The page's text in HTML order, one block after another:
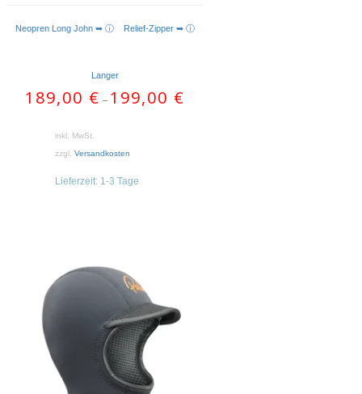
AUSFÜHRUNG WÄHLEN
Neopren Long John ➥ ⓘ Relief-Zipper ➥ ⓘ
Langer
189,00 € – 199,00 €
inkl. MwSt.
zzgl. Versandkosten
Lieferzeit: 1-3 Tage